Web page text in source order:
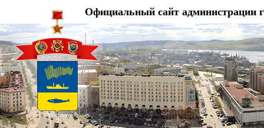
Официальный сайт администрации